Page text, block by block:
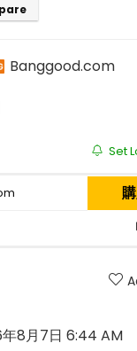
banggood.com
Set
8月7日 6:44 AM